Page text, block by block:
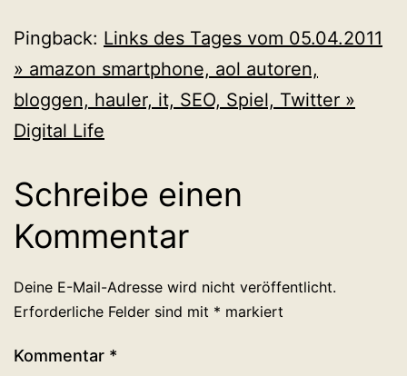
Pingback: Links des Tages vom 05.04.2011
» amazon smartphone, aol autoren,
bloggen, hauler, it, SEO, Spiel, Twitter »
Digital Life
Schreibe einen
Kommentar
Deine E-Mail-Adresse wird nicht veröffentlicht.
Erforderliche Felder sind mit * markiert
Kommentar *